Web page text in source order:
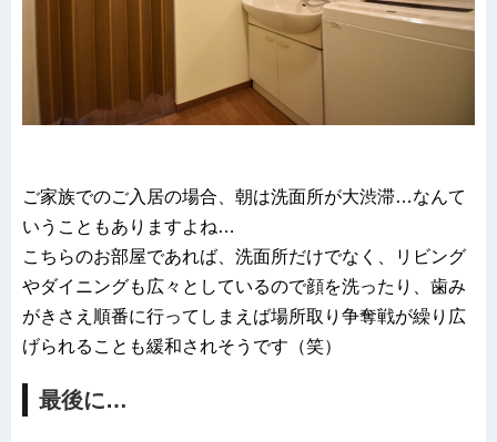
ご家族でのご入居の場合、朝は洗面所が大渋滞…なんて
いうこともありますよね…
こちらのお部屋であれば、洗面所だけでなく、リビング
やダイニングも広々としているので顔を洗ったり、歯み
がきさえ順番に行ってしまえば場所取り争奪戦が繰り広
げられることも緩和されそうです（笑）
最後に…